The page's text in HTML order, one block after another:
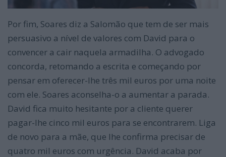
Por fim, Soares diz a Salomão que tem de ser mais
persuasivo a nível de valores com David para o
convencer a cair naquela armadilha. O advogado
concorda, retomando a escrita e começando por
pensar em oferecer-lhe três mil euros por uma noite
com ele. Soares aconselha-o a aumentar a parada.
David fica muito hesitante por a cliente querer
pagar-lhe cinco mil euros para se encontrarem. Liga
de novo para a mãe, que lhe confirma precisar de
quatro mil euros com urgência. David acaba por